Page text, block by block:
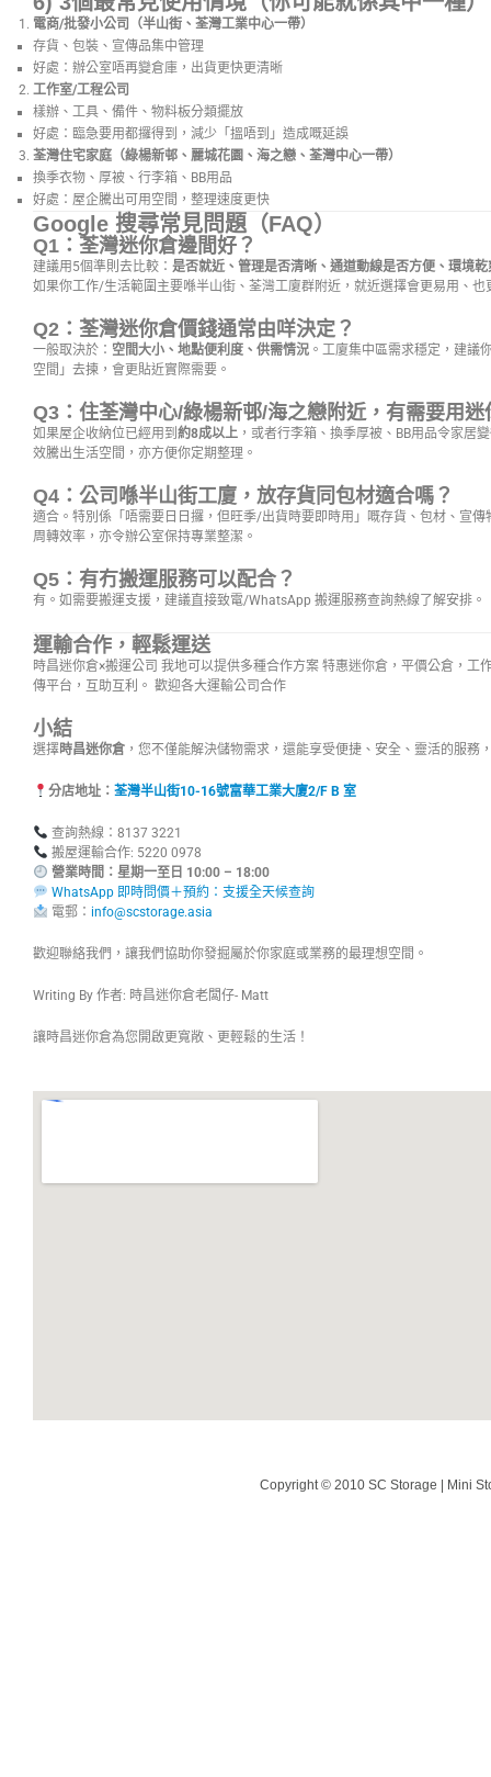
電商/批發小公司（半山街、荃灣工業中心一帶）
存貨、包裝、宣傳品集中管理
好處：辦公室唔再變倉庫，出貨更快更清晰
工作室/工程公司
樣辦、工具、備件、物料板分類擺放
好處：臨急要用都攞得到，減少「搵唔到」造成嘅延誤
荃灣住宅家庭（綠楊新邨、麗城花園、海之戀、荃灣中心一帶）
換季衣物、厚被、行李箱、BB用品
好處：屋企騰出可用空間，整理速度更快
Google 搜尋常見問題（FAQ）
Q1：荃灣迷你倉邊間好？
建議用5個準則去比較： 是否就近、管理是否清晰、通道動線是否方便、環境
如果你工作/生活範圍主要喺半山街、荃灣工廈群附近，就近選擇會更易用、也
Q2：荃灣迷你倉價錢通常由咩決定？
一般取決於： 空間大小、地點便利度、供需情況 。工廈集中區需求穩定，建議
空間」去揀，會更貼近實際需要。
Q3：住荃灣中心/綠楊新邨/海之戀附近，有需要用迷
如果屋企收納位已經用到 約8成以上 ，或者行李箱、換季厚被、BB用品令家居
效騰出生活空間，亦方便你定期整理。
Q4：公司喺半山街工廈，放存貨同包材適合嗎？
適合。特別係「唔需要日日攞，但旺季/出貨時要即時用」嘅存貨、包材、宣
周轉效率，亦令辦公室保持專業整潔。
Q5：有冇搬運服務可以配合？
有。如需要搬運支援，建議直接致電/WhatsApp 搬運服務查詢熱線了解安排。
運輸合作，輕鬆運送
時昌迷你倉×搬運公司 我地可以提供多種合作方案 特惠迷你倉，平價公倉，工
傳平台，互助互利。 歡迎各大運輸公司合作
小結
選擇時昌迷你倉 ，您不僅能解決儲物需求，還能享受便捷、安全、靈活的服務
分店地址： 荃灣半山街10-16號富華工業大廈2/F B 室
查詢熱線：8137 3221
搬屋運輸合作: 5220 0978
營業時間：星期一至日 10:00 – 18:00
WhatsApp 即時問價＋預約：支援全天候查詢
電郵： info@scstorage.asia
歡迎聯絡我們，讓我們協助你發掘屬於你家庭或業務的最理想空間。
Writing By 作者: 時昌迷你倉老闆仔- Matt
讓時昌迷你倉為您開啟更寬敞、更輕鬆的生活！
Copyright © 2010 SC Storage | Mini